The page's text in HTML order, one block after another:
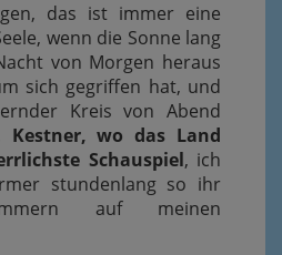
das ist immer eine
wenn die Sonne lang
von Morgen heraus
sich gegriffen hat, und
Kreis von Abend
Kestner, wo das Land
Schauspiel, ich
stundenlang so ihr
auf meinen